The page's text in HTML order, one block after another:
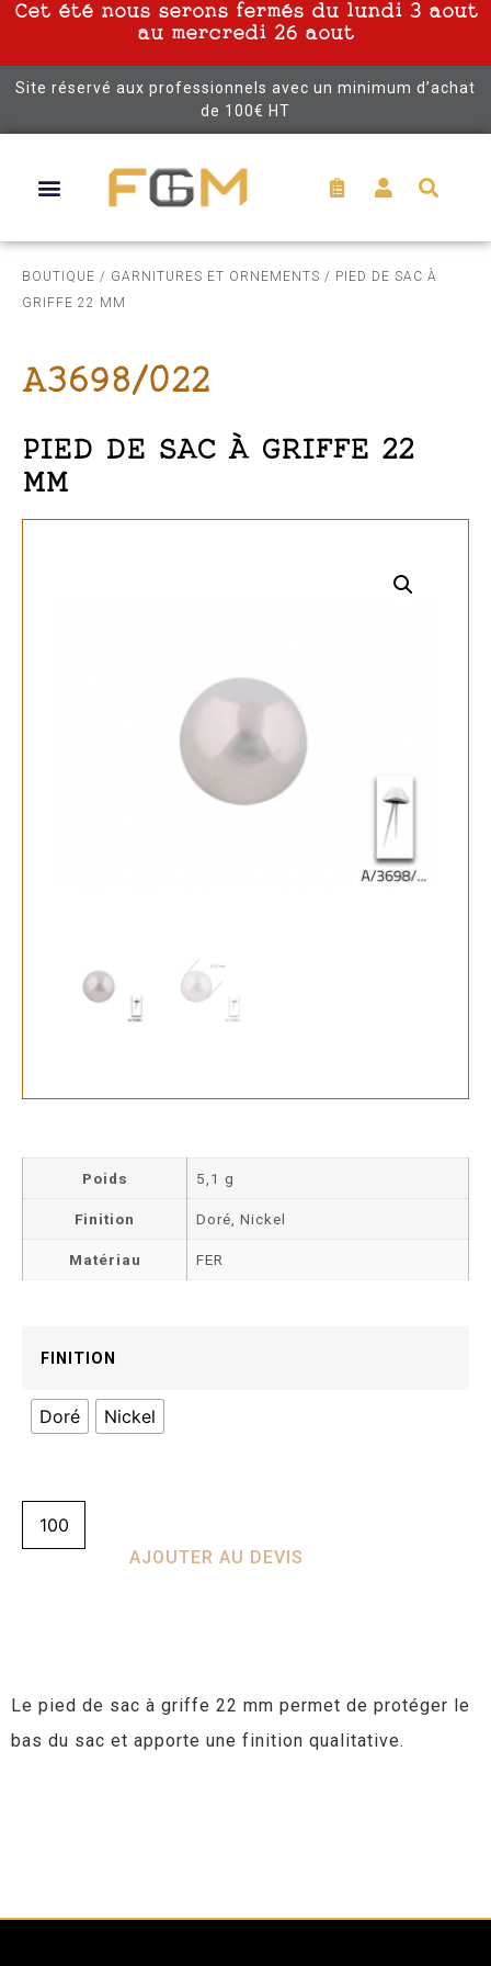
Cet été nous serons fermés du lundi 3 aout
au mercredi 26 aout
Site réservé aux professionnels avec un minimum d’achat
de 100€ HT
BOUTIQUE / GARNITURES ET ORNEMENTS / PIED DE SAC À
GRIFFE 22 MM
A3698/022
PIED DE SAC À GRIFFE 22
MM
Poids 5,1 g
Finition Doré, Nickel
Matériau FER
FINITION
Doré Nickel
AJOUTER AU DEVIS
Le pied de sac à griffe 22 mm permet de protéger le
bas du sac et apporte une finition qualitative.